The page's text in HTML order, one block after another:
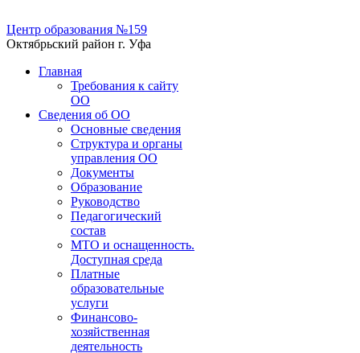
Центр образования №159
Октябрьский район г. Уфа
Главная
Требования к сайту
ОО
Сведения об ОО
Основные сведения
Структура и органы
управления ОО
Документы
Образование
Руководство
Педагогический
состав
МТО и оснащенность.
Доступная среда
Платные
образовательные
услуги
Финансово-
хозяйственная
деятельность